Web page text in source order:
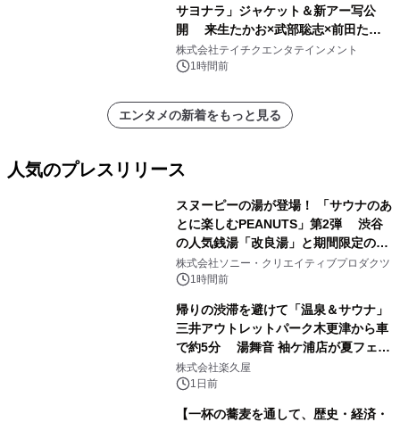
サヨナラ」ジャケット＆新アー写公
開 来生たかお×武部聡志×前田たか
ひろの豪華タッグ
株式会社テイチクエンタテインメント
1時間前
エンタメの新着をもっと見る
人気のプレスリリース
スヌーピーの湯が登場！ 「サウナのあ
とに楽しむPEANUTS」第2弾 渋谷
の人気銭湯「改良湯」と期間限定のコ
ラボレーション サウナイキタイコラ
ボグッズも発売決定！
株式会社ソニー・クリエイティブプロダクツ
1時間前
帰りの渋滞を避けて「温泉＆サウナ」
三井アウトレットパーク木更津から車
で約5分 湯舞音 袖ケ浦店が夏フェア
メニューを提供
株式会社楽久屋
1日前
【一杯の蕎麦を通して、歴史・経済・